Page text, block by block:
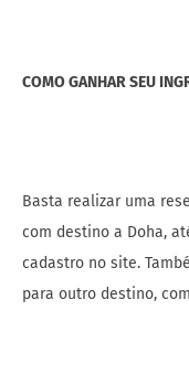
COMO GANHAR SEU
Basta realizar uma
com destino a Doha,
cadastro no site.
para outro destino,